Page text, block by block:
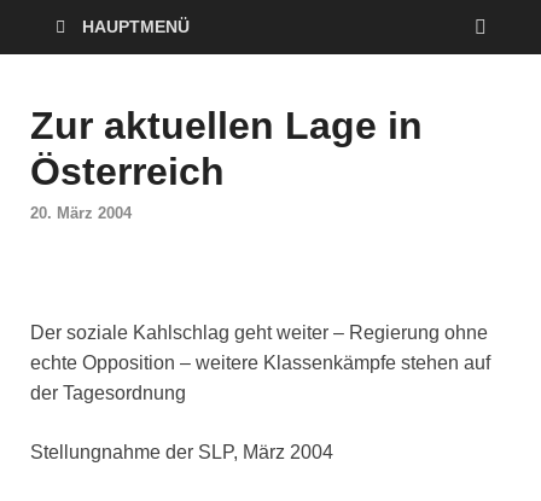
HAUPTMENÜ
Zur aktuellen Lage in
Österreich
20. März 2004
Der soziale Kahlschlag geht weiter – Regierung ohne
echte Opposition – weitere Klassenkämpfe stehen auf
der Tagesordnung
Stellungnahme der SLP, März 2004